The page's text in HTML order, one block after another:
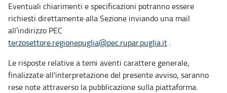
Eventuali chiarimenti e specificazioni potranno essere
richiesti direttamente alla Sezione inviando una mail
all’indirizzo PEC
terzosettore.regionepuglia@pec.rupar.puglia.it .
Le risposte relative a temi aventi carattere generale,
finalizzate all'interpretazione del presente avviso, saranno
rese note attraverso la pubblicazione sulla piattaforma.